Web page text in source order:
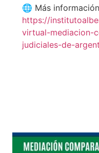
🌐 Más
https://
virtual-mediacion-
judiciales-de-